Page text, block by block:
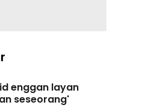
enggan layan
seseorang'